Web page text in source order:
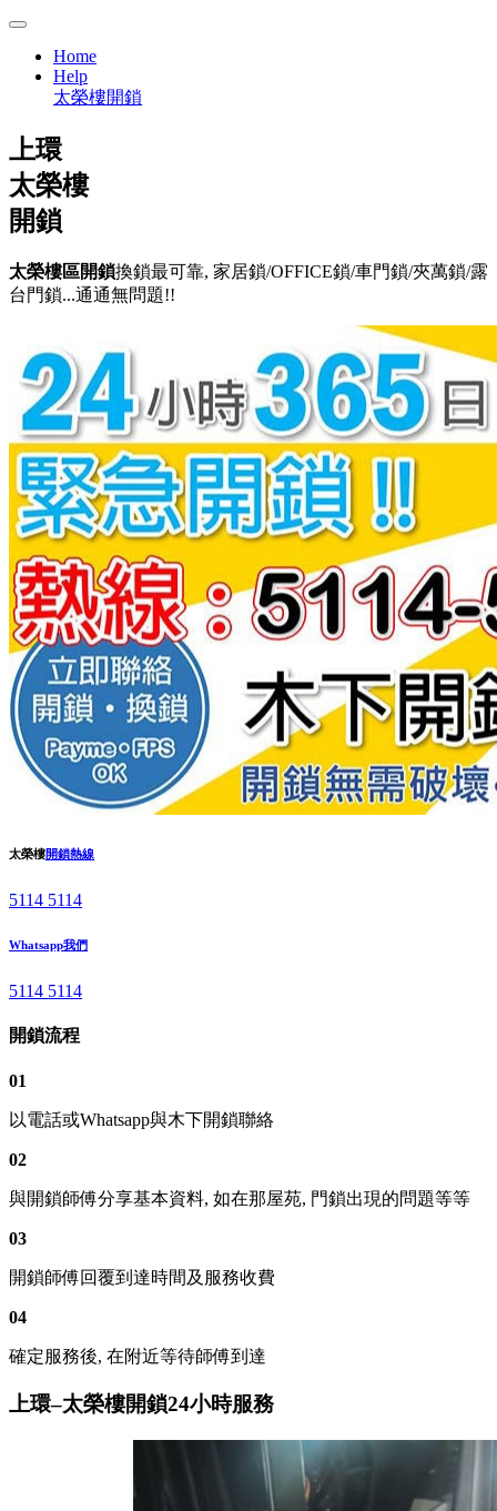
Home
Help
太榮樓開鎖
上環
太榮樓
開鎖
太榮樓區開鎖換鎖最可靠, 家居鎖/OFFICE鎖/車門鎖/夾萬鎖/露
台門鎖...通通無問題!!
太榮樓開鎖熱線
5114 5114
Whatsapp我們
5114 5114
開鎖流程
01
以電話或Whatsapp與木下開鎖聯絡
02
與開鎖師傅分享基本資料, 如在那屋苑, 門鎖出現的問題等等
03
開鎖師傅回覆到達時間及服務收費
04
確定服務後, 在附近等待師傅到達
上環–太榮樓開鎖24小時服務